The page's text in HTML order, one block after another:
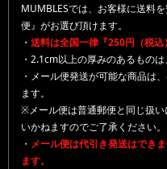
MUMBLESでは、お客様に送料
便』がお選び頂けます。
・ 送料は全国一律『250円（税込
・2.1cm以上の厚みのあるもの
・メール便発送が可能な商品は
ます。
※メール便は普通郵便と同じ扱
いかねますのでご了承ください。
・ メール便は代引き発送はでき
ます。